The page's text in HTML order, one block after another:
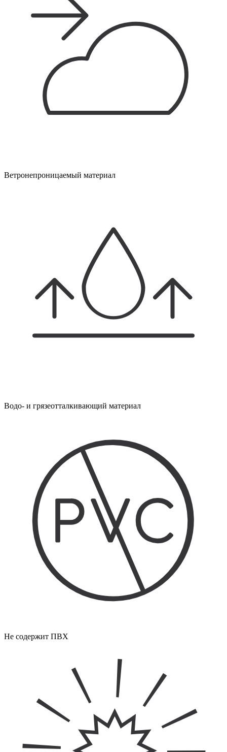
Ветронепроницаемый материал
Водо- и грязеотталкивающий материал
Не содержит ПВХ